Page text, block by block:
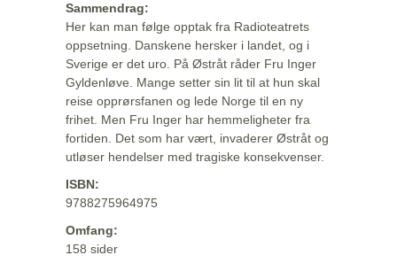
Sammendrag:
Her kan man følge opptak fra Radioteatrets
oppsetning. Danskene hersker i landet, og i
Sverige er det uro. På Østråt råder Fru Inger
Gyldenløve. Mange setter sin lit til at hun skal
reise opprørsfanen og lede Norge til en ny
frihet. Men Fru Inger har hemmeligheter fra
fortiden. Det som har vært, invaderer Østråt og
utløser hendelser med tragiske konsekvenser.
ISBN:
9788275964975
Omfang:
158 sider